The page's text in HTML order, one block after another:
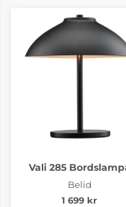
Vali 285
Belid
1 699 kr